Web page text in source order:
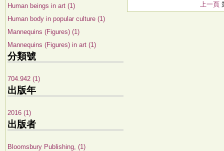
Human beings in art (1)
Human body in popular culture (1)
Mannequins (Figures) (1)
Mannequins (Figures) in art (1)
分類號
704.942 (1)
出版年
2016 (1)
出版者
Bloomsbury Publishing, (1)
上一頁